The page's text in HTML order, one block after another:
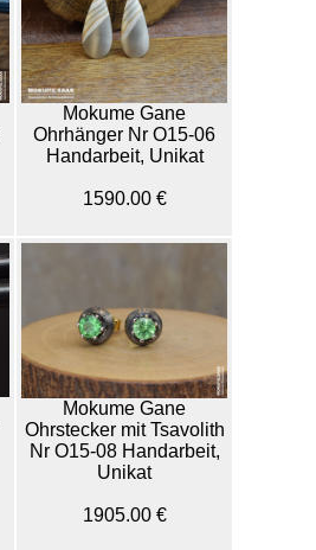
Mokume Gane
Ohrhänger Nr O15-06
Handarbeit, Unikat
1590.00 €
Mokume Gane
Ohrstecker mit Tsavolith
Nr O15-08 Handarbeit,
Unikat
1905.00 €